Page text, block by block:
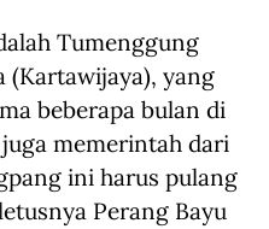
Tumenggung
(Kartawijaya), yang
beberapa bulan di
juga memerintah dari
ini harus pulang
Perang Bayu